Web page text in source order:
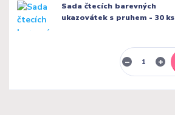
Sada čtecích barevných
ukazovátek s pruhem - 30 ks